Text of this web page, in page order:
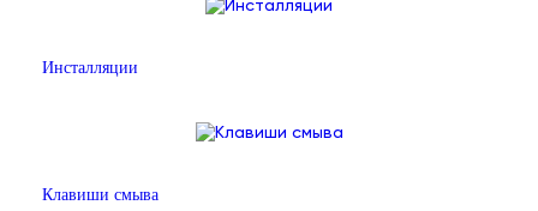
Инсталляции
Клавиши смыва